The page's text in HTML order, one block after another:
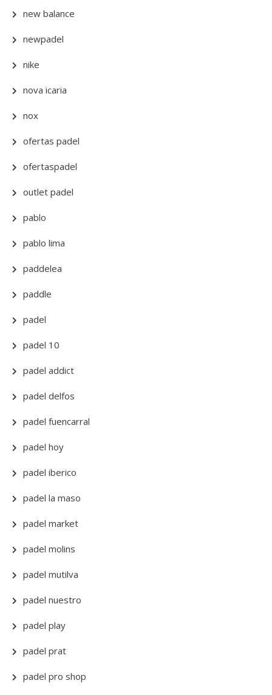
new balance
newpadel
nike
nova icaria
nox
ofertas padel
ofertaspadel
outlet padel
pablo
pablo lima
paddelea
paddle
padel
padel 10
padel addict
padel delfos
padel fuencarral
padel hoy
padel iberico
padel la maso
padel market
padel molins
padel mutilva
padel nuestro
padel play
padel prat
padel pro shop